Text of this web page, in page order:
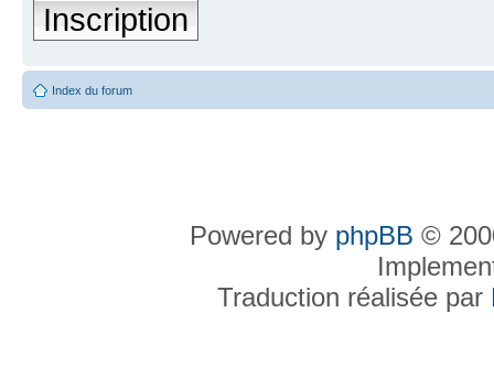
Inscription
Index du forum
Powered by phpBB ©
Traduction réalisée par